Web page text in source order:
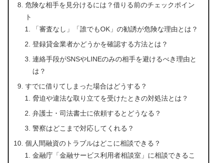
危険な相手を見分けるには？借りる前のチェックポイン
ト
「審査なし」「誰でもOK」の勧誘が危険な理由とは？
登録貸金業者かどうかを確認する方法とは？
連絡手段がSNSやLINEのみの相手を避けるべき理由と
は？
すでに借りてしまった場合はどうする？
脅迫や違法な取り立てを受けたときの対処法とは？
弁護士・司法書士に依頼するとどうなる？
警察はどこまで対応してくれる？
個人間融資のトラブルはどこに相談できる？
金融庁「金融サービス利用者相談室」に相談できるこ